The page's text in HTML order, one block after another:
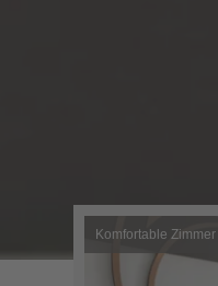
Komfortable Zimmer